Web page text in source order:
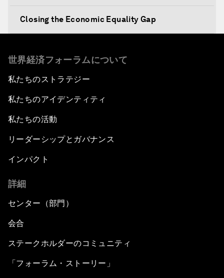
Closing the Economic Equality Gap
Meeting the Development Challenge
Meeting the Food Challenge
Silencing the Gun
Meeting the Infrastructure Challenge
Future of Technology
Africa Economic Outlook
世界経済フォーラムについて
私たちのストラテジー
私たちのアイデンティティ
私たちの活動
リーダーシップとガバナンス
インパクト
詳細
センター（部門）
会合
ステークホルダーのコミュニティ
「フォーラム・ストーリー」